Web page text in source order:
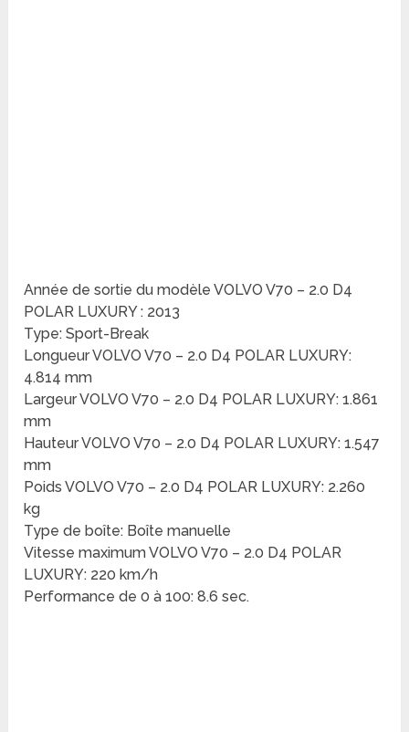
Année de sortie du modèle VOLVO V70 – 2.0 D4
POLAR LUXURY : 2013
Type: Sport-Break
Longueur VOLVO V70 – 2.0 D4 POLAR LUXURY:
4.814 mm
Largeur VOLVO V70 – 2.0 D4 POLAR LUXURY: 1.861
mm
Hauteur VOLVO V70 – 2.0 D4 POLAR LUXURY: 1.547
mm
Poids VOLVO V70 – 2.0 D4 POLAR LUXURY: 2.260
kg
Type de boîte: Boîte manuelle
Vitesse maximum VOLVO V70 – 2.0 D4 POLAR
LUXURY: 220 km/h
Performance de 0 à 100: 8.6 sec.